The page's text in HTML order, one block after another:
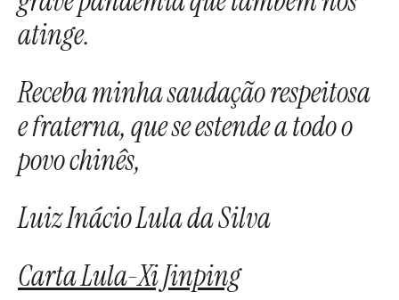
atinge.
Receba minha saudação respeitosa
e fraterna, que se estende a todo o
povo chinês,
Luiz Inácio Lula da Silva
Carta Lula-Xi Jinping